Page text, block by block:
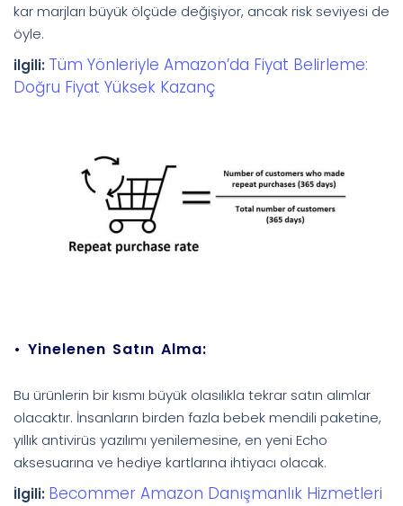
kar marjları büyük ölçüde değişiyor, ancak risk seviyesi de
öyle.
ilgili: Tüm Yönleriyle Amazon’da Fiyat Belirleme:
Doğru Fiyat Yüksek Kazanç
• Yinelenen Satın Alma:
Bu ürünlerin bir kısmı büyük olasılıkla tekrar satın alımlar
olacaktır. İnsanların birden fazla bebek mendili paketine,
yıllık antivirüs yazılımı yenilemesine, en yeni Echo
aksesuarına ve hediye kartlarına ihtiyacı olacak.
İlgili: Becommer Amazon Danışmanlık Hizmetleri